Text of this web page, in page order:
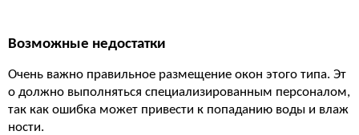
Возможные недостатки
Очень важно правильное размещение окон этого типа. Эт
о должно выполняться специализированным персоналом,
так как ошибка может привести к попаданию воды и влаж
ности.